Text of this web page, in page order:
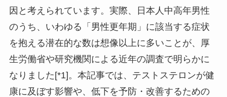
因と考えられています。実際、日本人中高年男性
のうち、いわゆる「男性更年期」に該当する症状
を抱える潜在的な数は想像以上に多いことが、厚
生労働省や研究機関による近年の調査で明らかに
なりました[*1]。本記事では、テストステロンが健
康に及ぼす影響や、低下を予防・改善するための